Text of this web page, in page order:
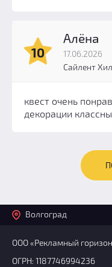
10
Алёна
17.06.2026
Сайлент
квест очень
декорации
Волгоград
ООО «Рекламный
ОГРН: 1187746994236